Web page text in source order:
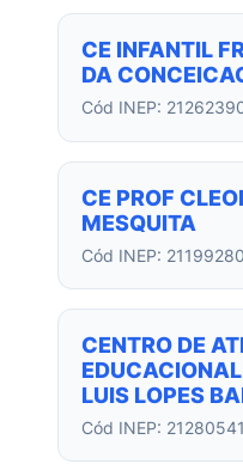
CE INFANTIL
DA
Cód INEP:
CE PROF
MESQUITA
Cód INEP: 21199280
CENTRO DE
LUIS LOPES
Cód INEP: 21280541